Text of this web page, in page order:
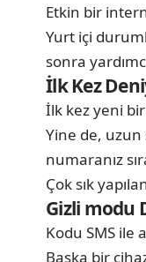
Etkin bir
Yurt içi
sonra
İlk Kez
İlk kez yeni
Yine de,
numaranız
Çok sık
Gizli modu
Kodu SMS ile
Başka bir